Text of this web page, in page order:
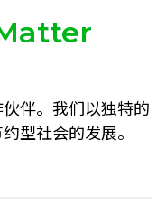
伴。我们以独特的
型社会的发展。